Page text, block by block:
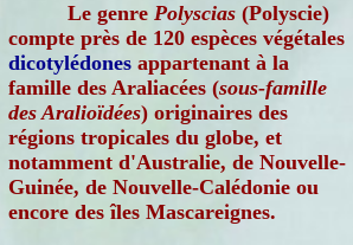
Le genre Polyscias (Polyscie)
compte près de 120 espèces végétales
dicotylédones appartenant à la
famille des Araliacées (sous-famille
des Aralioïdées) originaires des
régions tropicales du globe, et
notamment d'Australie, de Nouvelle-
Guinée, de Nouvelle-Calédonie ou
encore des îles Mascareignes.